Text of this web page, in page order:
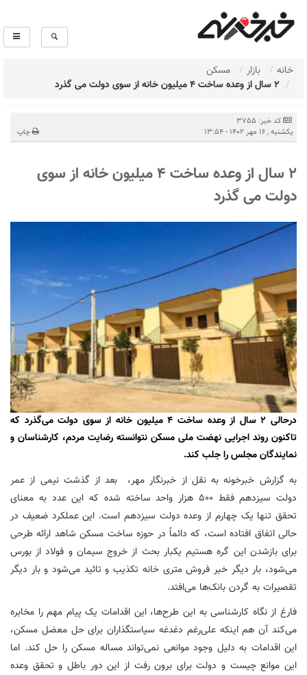
خانه بازار
مسکن
۲ سال از وعده ساخت ۴ میلیون خانه از سوی دولت می گذرد
کد خبر: 3755
يكشنبه , 16 مهر 1402 - 13:54
چاپ
۲ سال از وعده ساخت ۴ میلیون خانه از سوی
دولت می گذرد
درحالی ۲ سال از وعده ساخت ۴ میلیون خانه از سوی دولت می‌گذرد که
تاکنون روند اجرایی نهضت ملی مسکن نتوانسته رضایت مردم، کارشناسان و
نمایندگان مجلس را جلب کند.
به گزارش خبرخونه به نقل از خبرنگار مهر، بعد از گذشت نیمی از عمر
دولت سیزدهم فقط ۵۰۰ هزار واحد ساخته شده که این عدد به معنای
تحقق تنها یک چهارم از وعده دولت سیزدهم است. این عملکرد ضعیف در
حالی اتفاق افتاده است، که دائماً در حوزه ساخت مسکن شاهد ارائه طرحی
برایبازشدن این گره هستیم یکبار بحث از خروج سیمان و فولاد از بورس
می‌شود، بار دیگر خبر فروش متری خانه تکذیب و تائید می‌شود و بار دیگر
تقصیرات به گردن بانک‌ها می‌افتد.
فارغ از نگاه کارشناسی به این طرح‌ها، این اقدامات یک پیام مهم را مخابره
می‌کند آن هم اینکه علی‌رغم دغدغه سیاستگذارانبرای حل معضل مسکن،
این اقدامات به دلیل وجود موانعی نمی‌تواند مساله مسکن را حل کند. اما
این موانع چیست و دولت برای برون رفت از این دور باطل و تحقق وعده